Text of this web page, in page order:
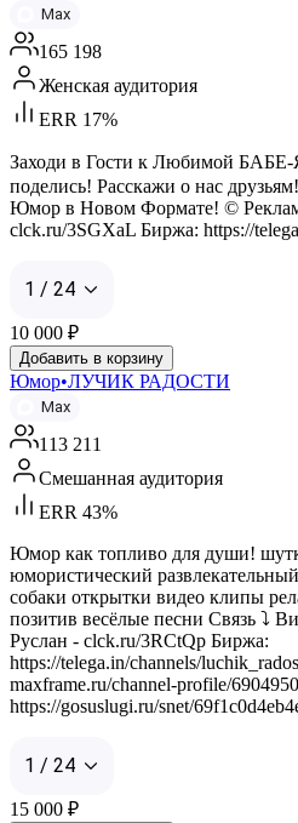
Max
165 198
Женская аудитория
ERR 17%
Заходи в Гости к Любимой БАБЕ-
поделись! Расскажи о нас
Юмор в Новом Формате! ©
clck.ru/3SGXaL Биржа: https://
1 / 24
10 000 ₽
Добавить в корзину
Юмор•ЛУЧИК РАДОСТИ
Max
113 211
Смешанная аудитория
ERR 43%
Юмор как топливо для души!
юмористический
собаки открытки видео клипы
позитив весёлые песни Связь ⤵️
Руслан - clck.ru/3RCtQp Биржа:
https://telega.in/channels/
maxframe.ru/channel-profile/
https://gosuslugi.ru/snet/
1 / 24
15 000 ₽